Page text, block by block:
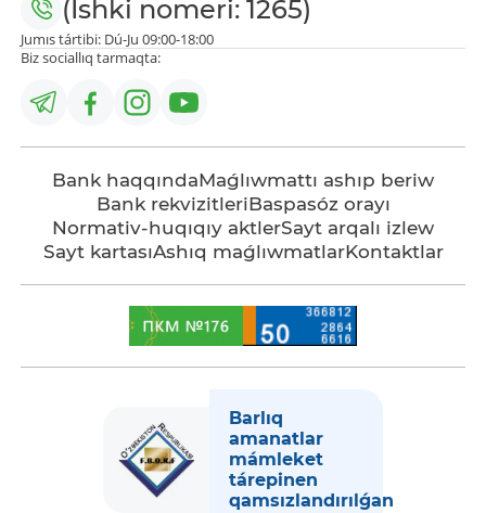
(Ishki nomeri: 1265)
Jumıs tártibi: Dú-Ju 09:00-18:00
Biz sociallıq tarmaqta:
Bank haqqındaMaǵlıwmattı ashıp beriw
Bank rekvizitleriBaspasóz orayı
Normativ-huqıqıy aktlerSayt arqalı izlew
Sayt kartasıAshıq maǵlıwmatlarKontaktlar
Barlıq
amanatlar
mámleket
tárepinen
qamsızlandırılǵan